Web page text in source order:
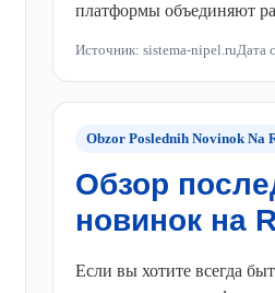
платформы объединяют
Источник: sistema-nipel.ruДата
Obzor Poslednih Novinok Na
Обзор
новинок на
Если вы хотите всегда